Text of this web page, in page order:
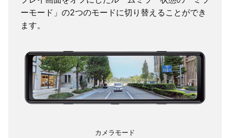
ーモード」の2つのモードに切り替えることができ
ます。
カメラモード